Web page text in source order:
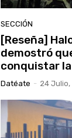
SECCIÓN
[Reseña]
demostró
conquistar
Datéate - 24 Julio,